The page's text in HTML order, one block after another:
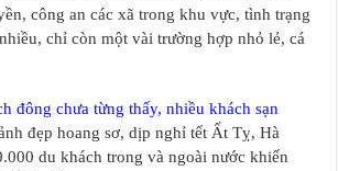
công an các xã trong khu vực, tình trạng
chỉ còn một vài trường hợp nhỏ lẻ, cá
đông chưa từng thấy, nhiều khách sạn
đẹp hoang sơ, dịp nghỉ tết Ất Tỵ, Hà
du khách trong và ngoài nước khiến